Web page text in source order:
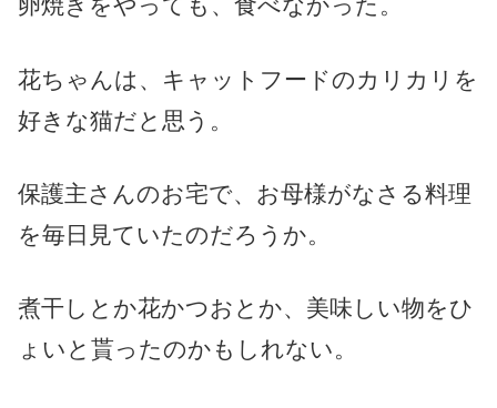
卵焼きをやっても、食べなかった。
花ちゃんは、キャットフードのカリカリを
好きな猫だと思う。
保護主さんのお宅で、お母様がなさる料理
を毎日見ていたのだろうか。
煮干しとか花かつおとか、美味しい物をひ
ょいと貰ったのかもしれない。